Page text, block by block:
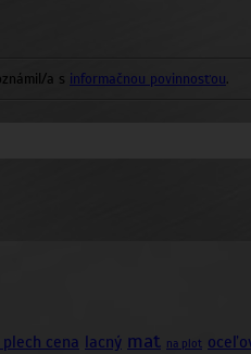
a s informačnou povinnosťou.
cena lacný mat na plot